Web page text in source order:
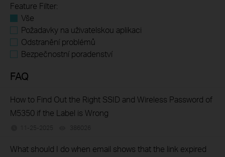
Feature Filter:
Vše
Požadavky na uživatelskou aplikaci
Odstranění problémů
Bezpečnostní poradenství
FAQ
How to Find Out the Right SSID and Wireless Password of
M5350 if the Label is Wrong
11-25-2025 386026
What should I do when email shows that the link expired